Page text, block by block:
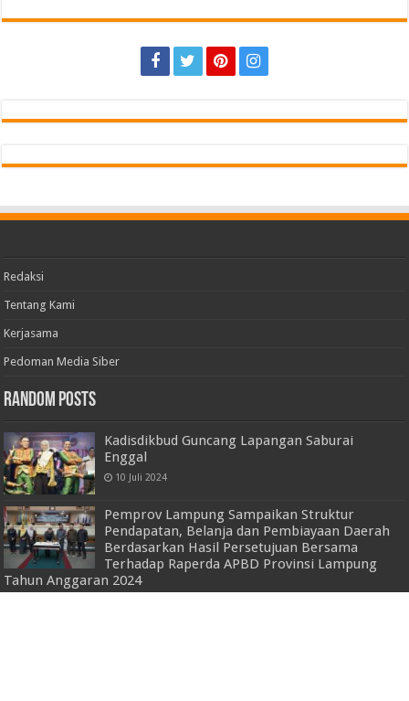
Redaksi
Tentang Kami
Kerjasama
Pedoman Media Siber
Random Posts
Kadisdikbud Guncang Lapangan Saburai
Enggal
10 Juli 2024
Pemprov Lampung Sampaikan Struktur
Pendapatan, Belanja dan Pembiayaan Daerah
Berdasarkan Hasil Persetujuan Bersama
Terhadap Raperda APBD Provinsi Lampung
Tahun Anggaran 2024